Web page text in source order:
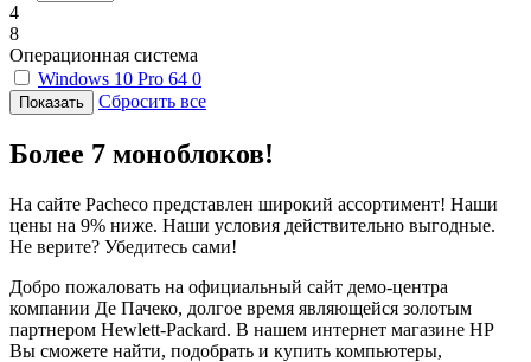
4
8
Операционная система
Windows 10 Pro 64 0
Сбросить все
Более 7 моноблоков!
На сайте Pacheco представлен широкий ассортимент! Наши
цены на 9% ниже. Наши условия действительно выгодные.
Не верите? Убедитесь сами!
Добро пожаловать на официальный сайт демо-центра
компании Де Пачеко, долгое время являющейся золотым
партнером Hewlett-Packard. В нашем интернет магазине HP
Вы сможете найти, подобрать и купить компьютеры,